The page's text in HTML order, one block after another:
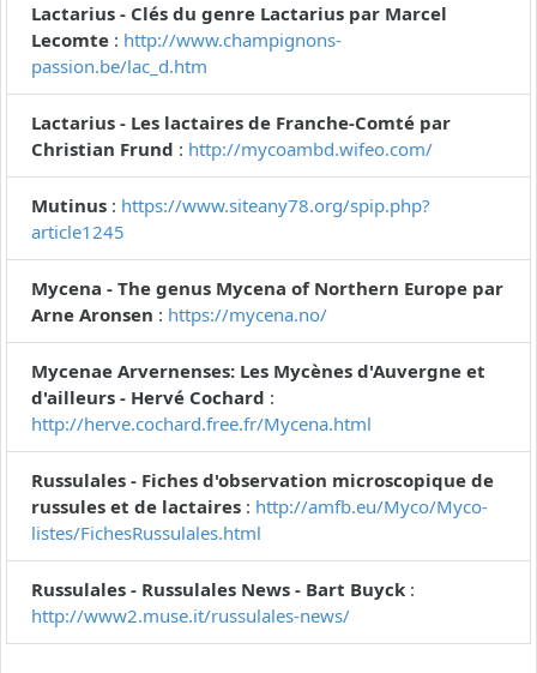
Lactarius - Clés du genre Lactarius par Marcel
Lecomte : http://www.champignons-
passion.be/lac_d.htm
Lactarius - Les lactaires de Franche-Comté par
Christian Frund : http://mycoambd.wifeo.com/
Mutinus : https://www.siteany78.org/spip.php?
article1245
Mycena - The genus Mycena of Northern Europe par
Arne Aronsen : https://mycena.no/
Mycenae Arvernenses: Les Mycènes d'Auvergne et
d'ailleurs - Hervé Cochard :
http://herve.cochard.free.fr/Mycena.html
Russulales - Fiches d'observation microscopique de
russules et de lactaires : http://amfb.eu/Myco/Myco-
listes/FichesRussulales.html
Russulales - Russulales News - Bart Buyck :
http://www2.muse.it/russulales-news/